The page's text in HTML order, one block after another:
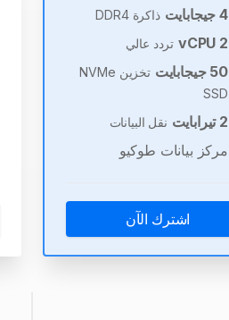
4جيجابايت ذاكرة DDR4
2 تردد عالي
50 جيجابايت
تخزين NVMe
SSD
2 تيرابايت نقل البيانات
مركز بيانات طوكيو
اشترك الآن